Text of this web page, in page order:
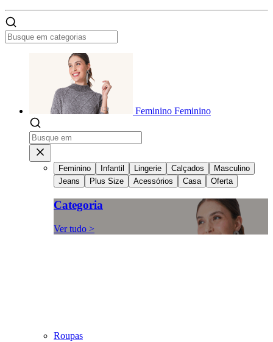
Feminino Feminino
Feminino Infantil Lingerie Calçados
Masculino
Jeans
Plus Size Acessórios Casa Oferta
Categoria
Ver tudo >
Roupas